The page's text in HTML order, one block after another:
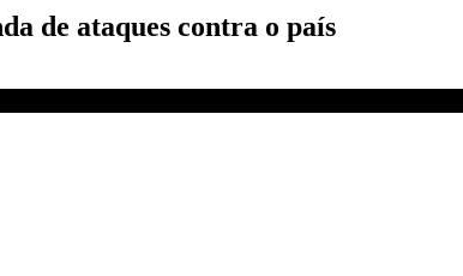
de ataques contra o país